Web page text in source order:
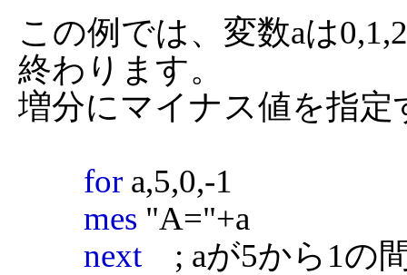
この例では、変数aは
終わります。
増分にマイナス値を指
for a,5,0,-1
mes "A="+a
next
; aが5から1